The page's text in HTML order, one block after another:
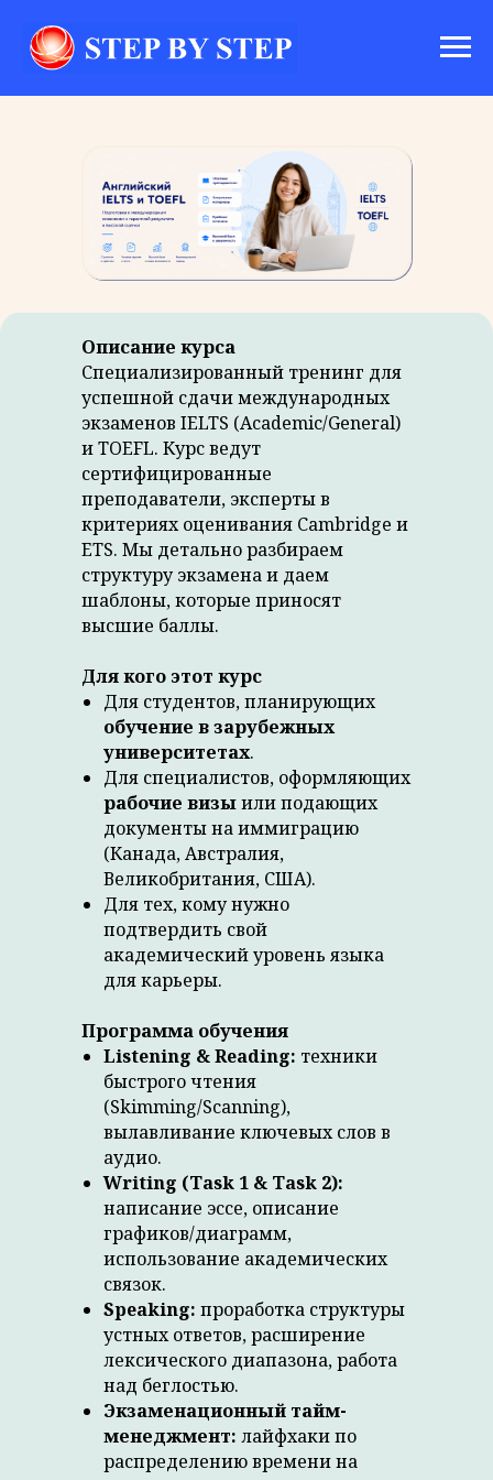
Описание курса
Специализированный тренинг для
успешной сдачи международных
экзаменов IELTS (Academic/General)
и TOEFL. Курс ведут
сертифицированные
преподаватели, эксперты в
критериях оценивания Cambridge и
ETS. Мы детально разбираем
структуру экзамена и даем
шаблоны, которые приносят
высшие баллы.
Для кого этот курс
Для студентов, планирующих
обучение в зарубежных
университетах.
Для специалистов, оформляющих
рабочие визыили подающих
документы на иммиграцию
(Канада, Австралия,
Великобритания, США).
Для тех, кому нужно
подтвердить свой
академический уровень языка
для карьеры.
Программа обучения
Listening & Reading: техники
быстрого чтения
(Skimming/Scanning),
вылавливание ключевых слов в
аудио.
Writing (Task 1 & Task 2):
написание эссе, описание
графиков/диаграмм,
использование академических
связок.
Speaking: проработка структуры
устных ответов, расширение
лексического диапазона, работа
над беглостью.
Экзаменационный тайм-
менеджмент: лайфхаки по
распределению времени на